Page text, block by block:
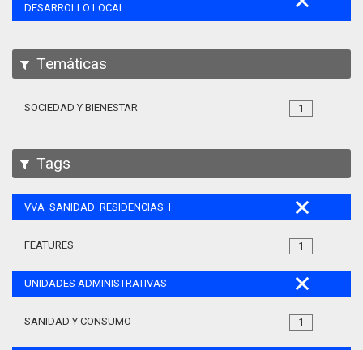
DESARROLLO LOCAL
Temáticas
1
SOCIEDAD Y BIENESTAR
Tags
VVA_SANIDAD_RESIDENCIAS_MAYORES_105
1
FEATURES
UNIDADES ADMINISTRATIVAS
1
SANIDAD Y CONSUMO